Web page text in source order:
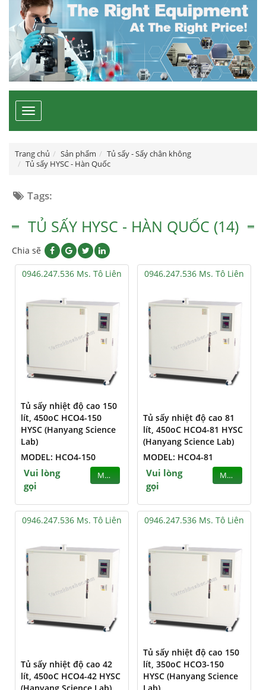
Toggle
navigation
Trang chủ Sản phẩm
Tủ sấy - Sấy chân không
Tủ sấy HYSC - Hàn Quốc
Tags:
TỦ SẤY HYSC - HÀN QUỐC (14)
Chia sẽ
0946.247.536 Ms. Tô Liên
Tủ sấy nhiệt độ cao 150
lít, 450oC HCO4-150
HYSC (Hanyang Science
Lab)
MODEL: HCO4-150
Vui lòng
gọi
MUA
0946.247.536 Ms. Tô Liên
Tủ sấy nhiệt độ cao 81
lít, 450oC HCO4-81 HYSC
(Hanyang Science Lab)
MODEL: HCO4-81
Vui lòng
gọi
MUA
0946.247.536 Ms. Tô Liên
Tủ sấy nhiệt độ cao 42
lít, 450oC HCO4-42 HYSC
0946.247.536 Ms. Tô Liên
Tủ sấy nhiệt độ cao 150
lít, 350oC HCO3-150
HYSC (Hanyang Science